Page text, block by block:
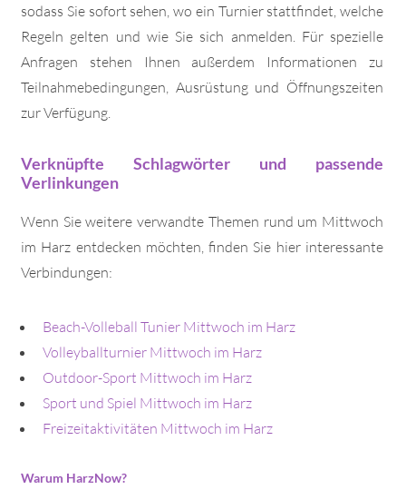
sodass Sie sofort sehen, wo ein Turnier stattfindet, welche
Regeln gelten und wie Sie sich anmelden. Für spezielle
Anfragen stehen Ihnen außerdem Informationen zu
Teilnahmebedingungen, Ausrüstung und Öffnungszeiten
zur Verfügung.
Verknüpfte Schlagwörter und passende
Verlinkungen
Wenn Sie weitere verwandte Themen rund um Mittwoch
im Harz entdecken möchten, finden Sie hier interessante
Verbindungen:
Beach-Volleball Tunier Mittwoch im Harz
Volleyballturnier Mittwoch im Harz
Outdoor-Sport Mittwoch im Harz
Sport und Spiel Mittwoch im Harz
Freizeitaktivitäten Mittwoch im Harz
Warum HarzNow?